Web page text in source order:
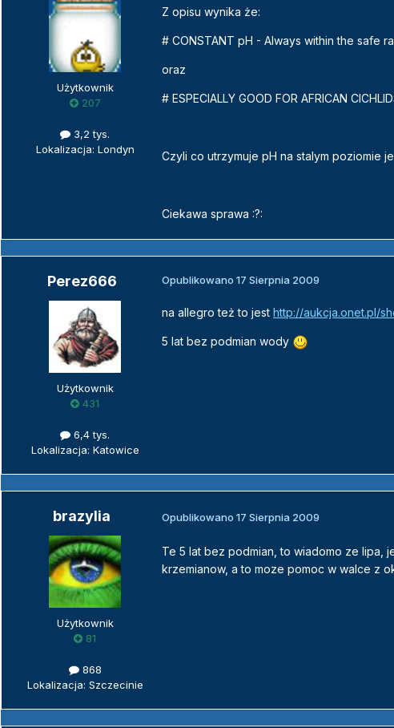
Użytkownik
207
3,2 tys.
Lokalizacja: Londyn
Z opisu wynika że:
# CONSTANT pH - Always within the safe
oraz
# ESPECIALLY GOOD FOR AFRICAN
Czyli co utrzymuje pH na stalym poziomie
Ciekawa sprawa :?:
Perez666
Użytkownik
431
6,4 tys.
Lokalizacja: Katowice
Opublikowano 17 Sierpnia 2009
na allegro też to jest http://aukcja.onet.pl/
5 lat bez podmian wody
brazylia
Użytkownik
81
868
Lokalizacja: Szczecinie
Opublikowano 17 Sierpnia 2009
Te 5 lat bez podmian, to wiadomo ze lipa,
krzemianow, a to moze pomoc w walce z